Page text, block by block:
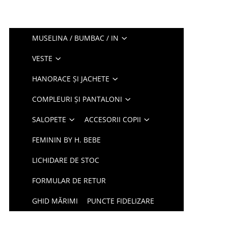
MUSELINA / BUMBAC / IN
VESTE
HANORACE ȘI JACHETE
COMPLEURI ȘI PANTALONI
SALOPETE ACCESORII COPII
FEMININ BY H. BEBE
LICHIDARE DE STOC
FORMULAR DE RETUR
GHID MĂRIMI PUNCTE FIDELIZARE